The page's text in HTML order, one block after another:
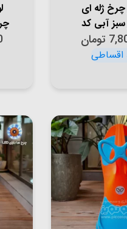
چرخ ژله ای
سبز آبی کد
تومان